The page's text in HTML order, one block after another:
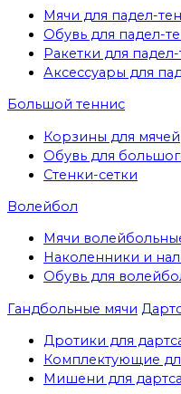
Мячи для падел-
Обувь для падел-
Ракетки для
Аксессуары для
Большой теннис
Корзины для мячей
Обувь для
Стенки-сетки
Волейбол
Мячи
Наколенники и
Обувь для
Гандбольные мячи
Дротики для
Комплектующие
Мишени для дартса